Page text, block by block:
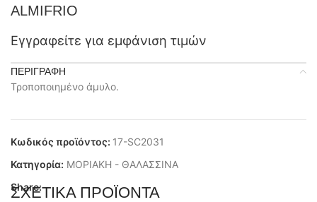
ALMIFRIO
Εγγραφείτε για εμφάνιση τιμών
ΠΕΡΙΓΡΑΦΉ
Τροποποιημένο άμυλο.
Κωδικός προϊόντος: 17-SC2031
Κατηγορία: ΜΟΡΙΑΚΗ - ΘΑΛΑΣΣΙΝΑ
Share:
ΣΧΕΤΙΚΆ ΠΡΟΪΌΝΤΑ